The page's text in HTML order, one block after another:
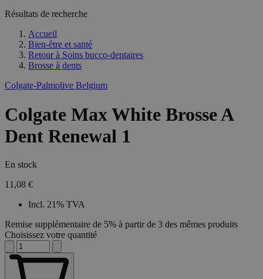
Résultats de recherche
Accueil
Bien-être et santé
Retour à Soins bucco-dentaires
Brosse à dents
Colgate-Palmolive Belgium
Colgate Max White Brosse A
Dent Renewal 1
En stock
11,08 €
Incl. 21% TVA
Remise supplémentaire de 5% à partir de 3 des mêmes produits
Choisissez votre quantité